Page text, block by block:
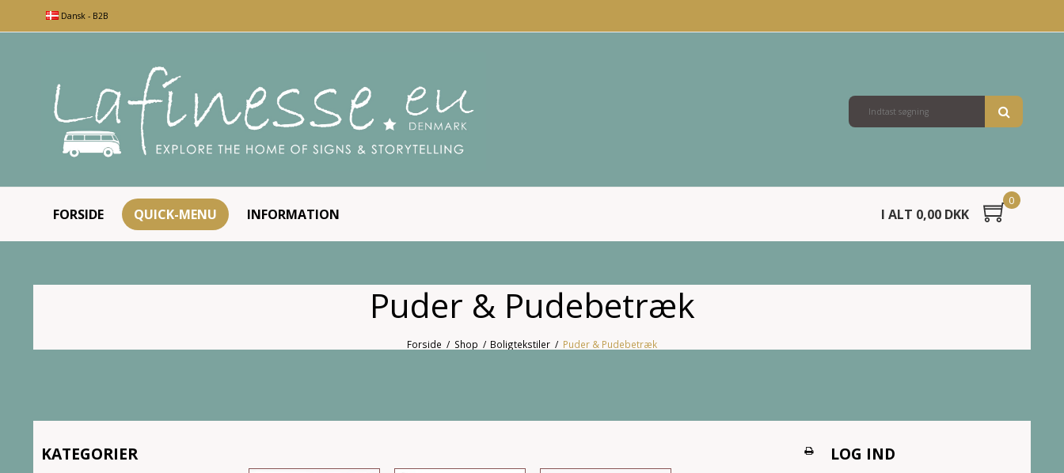
Dansk - B2B
FORSIDE QUICK-MENU INFORMATION I ALT 0,00 DKK
0
Puder & Pudebetræk
Forside / Shop / Boligtekstiler / Puder & Pudebetræk
KATEGORIER LOG IND